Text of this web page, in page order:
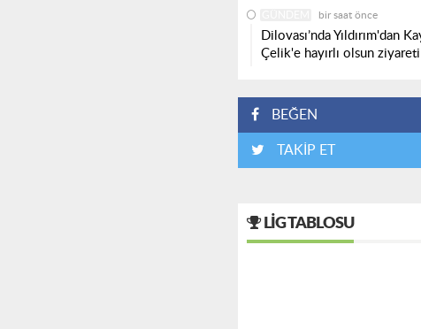
bir saat önce
Dilovası’nda Yıldırım'dan
Çelik'e hayırlı olsun ziyareti
BEĞEN
TAKİP ET
LIG TABLOSU